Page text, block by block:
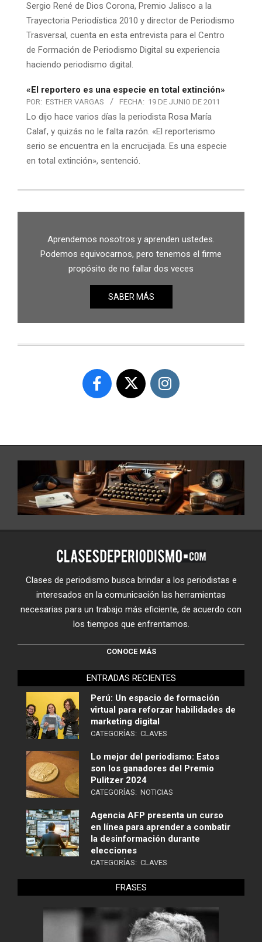
Sergio René de Dios Corona, Premio Jalisco a la
Trayectoria Periodística 2010 y director de Periodismo
Trasversal, cuenta en esta entrevista para el Centro
de Formación de Periodismo Digital su experiencia
haciendo periodismo digital.
«El reportero es una especie en total extinción»
POR: ESTHER VARGAS FECHA: 19 DE JUNIO DE 2011
Lo dijo hace varios días la periodista Rosa María
Calaf, y quizás no le falta razón. «El reporterismo
serio se encuentra en la encrucijada. Es una especie
en total extinción», sentenció.
Aprendemos nosotros y aprenden ustedes.
Podemos equivocarnos, pero tenemos el firme
propósito de no fallar dos veces
SABER MÁS
Clases de periodismo busca brindar a los periodistas e
interesados en la comunicación las herramientas
necesarias para un trabajo más eficiente, de acuerdo con
los tiempos que enfrentamos.
CONOCE MÁS
ENTRADAS RECIENTES
Perú: Un espacio de formación
virtual para reforzar habilidades de
marketing digital
CATEGORÍAS: CLAVES
Lo mejor del periodismo: Estos
son los ganadores del Premio
Pulitzer 2024
CATEGORÍAS: NOTICIAS
Agencia AFP presenta un curso
en línea para aprender a combatir
la desinformación durante
elecciones
CATEGORÍAS: CLAVES
FRASES